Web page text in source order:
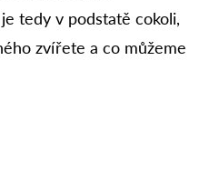
tedy v podstatě cokoli,
zvířete a co můžeme